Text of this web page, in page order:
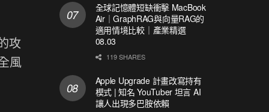
攻
風
全球記憶體短缺衝擊 MacBook
Air｜GraphRAG與向量RAG的
適用情境比較｜產業精選
08.03
119 SHARES
Apple Upgrade 計畫改寫持有
模式 | 知名 YouTuber 坦言 AI
讓人出現多巴胺依賴